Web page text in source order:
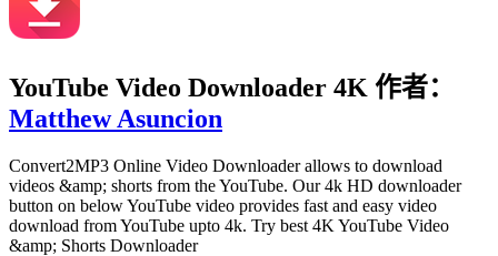
YouTube Video Downloader 4K 作者：
Matthew Asuncion
Convert2MP3 Online Video Downloader allows to download
videos &amp; shorts from the YouTube. Our 4k HD downloader
button on below YouTube video provides fast and easy video
download from YouTube upto 4k. Try best 4K YouTube Video
&amp; Shorts Downloader